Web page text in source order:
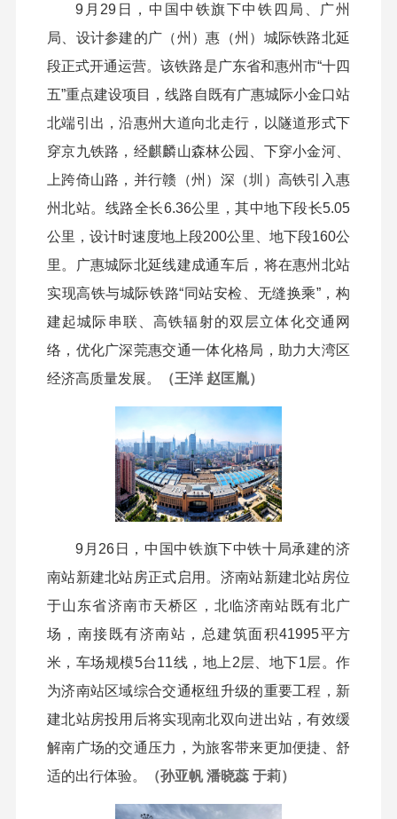
9月29日，中国中铁旗下中铁四局、广州
局、设计参建的广（州）惠（州）城际铁路北延
段正式开通运营。该铁路是广东省和惠州市“十四
五”重点建设项目，线路自既有广惠城际小金口站
北端引出，沿惠州大道向北走行，以隧道形式下
穿京九铁路，经麒麟山森林公园、下穿小金河、
上跨倚山路，并行赣（州）深（圳）高铁引入惠
州北站。线路全长6.36公里，其中地下段长5.05
公里，设计时速度地上段200公里、地下段160公
里。广惠城际北延线建成通车后，将在惠州北站
实现高铁与城际铁路“同站安检、无缝换乘”，构
建起城际串联、高铁辐射的双层立体化交通网
络，优化广深莞惠交通一体化格局，助力大湾区
经济高质量发展。
（王洋 赵匡胤）
9月26日，中国中铁旗下中铁十局承建的济
南站新建北站房正式启用。济南站新建北站房位
于山东省济南市天桥区，北临济南站既有北广
场，南接既有济南站，总建筑面积41995平方
米，车场规模5台11线，地上2层、地下1层。作
为济南站区域综合交通枢纽升级的重要工程，新
建北站房投用后将实现南北双向进出站，有效缓
解南广场的交通压力，为旅客带来更加便捷、舒
适的出行体验。
（孙亚帆 潘晓蕊 于莉）